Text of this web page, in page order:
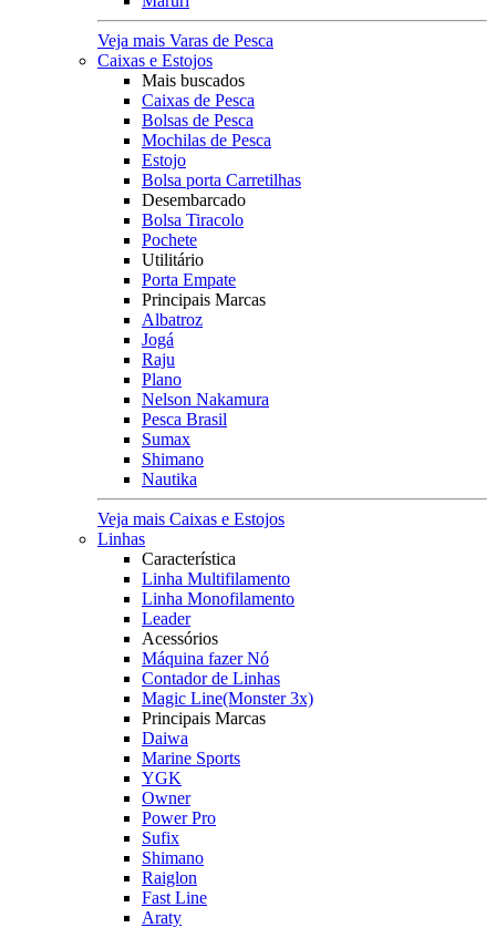
Veja mais Varas de Pesca
Caixas e Estojos
Mais buscados
Caixas de Pesca
Bolsas de Pesca
Mochilas de Pesca
Estojo
Bolsa porta Carretilhas
Desembarcado
Bolsa Tiracolo
Pochete
Utilitário
Porta Empate
Principais Marcas
Albatroz
Jogá
Raju
Plano
Nelson Nakamura
Pesca Brasil
Sumax
Shimano
Nautika
Veja mais Caixas e Estojos
Linhas
Característica
Linha Multifilamento
Linha Monofilamento
Leader
Acessórios
Máquina fazer Nó
Contador de Linhas
Magic Line(Monster 3x)
Principais Marcas
Daiwa
Marine Sports
YGK
Owner
Power Pro
Sufix
Shimano
Raiglon
Fast Line
Araty